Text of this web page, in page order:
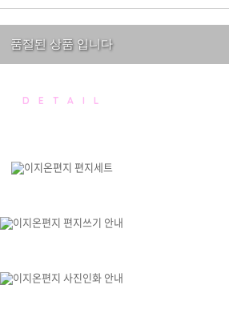
품절된 상품 입니다
D E T A I L